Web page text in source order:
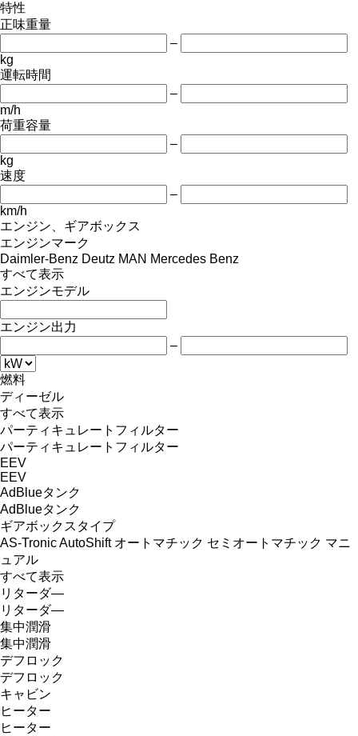
特性
正味重量
–
kg
運転時間
–
m/h
荷重容量
–
kg
速度
–
km/h
エンジン、ギアボックス
エンジンマーク
Daimler-Benz Deutz MAN Mercedes Benz
すべて表示
エンジンモデル
エンジン出力
–
燃料
ディーゼル
すべて表示
パーティキュレートフィルター
パーティキュレートフィルター
EEV
EEV
AdBlueタンク
AdBlueタンク
ギアボックスタイプ
AS-TronicAutoShift オートマチック セミオートマチック マニ
ュアル
すべて表示
リターダ―
リターダ―
集中潤滑
集中潤滑
デフロック
デフロック
キャビン
ヒーター
ヒーター